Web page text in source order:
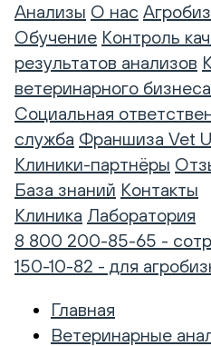
Анализы О нас
Обучение Контроль
результатов анализов
ветеринарного бизнеса
Социальная
служба Франшиза Vet
Клиники-партнёры
База знаний Контакты
Клиника Лаборатория
8 800 200-85-65 -
150-10-82 - для
Главная
Ветеринарные